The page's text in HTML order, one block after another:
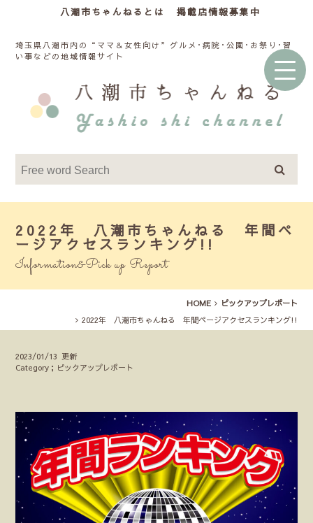
八潮市ちゃんねるとは 掲載店情報募集中
埼玉県八潮市内の“ママ＆女性向け”グルメ･病院･公園･お祭り･習
い事などの地域情報サイト
2022年 八潮市ちゃんねる 年間ペ
ージアクセスランキング!!
Information&Pick up Report
HOME
ピックアップレポート
2022年 八潮市ちゃんねる 年間ページアクセスランキング!!
2023/01/13 更新
Category；ピックアップレポート